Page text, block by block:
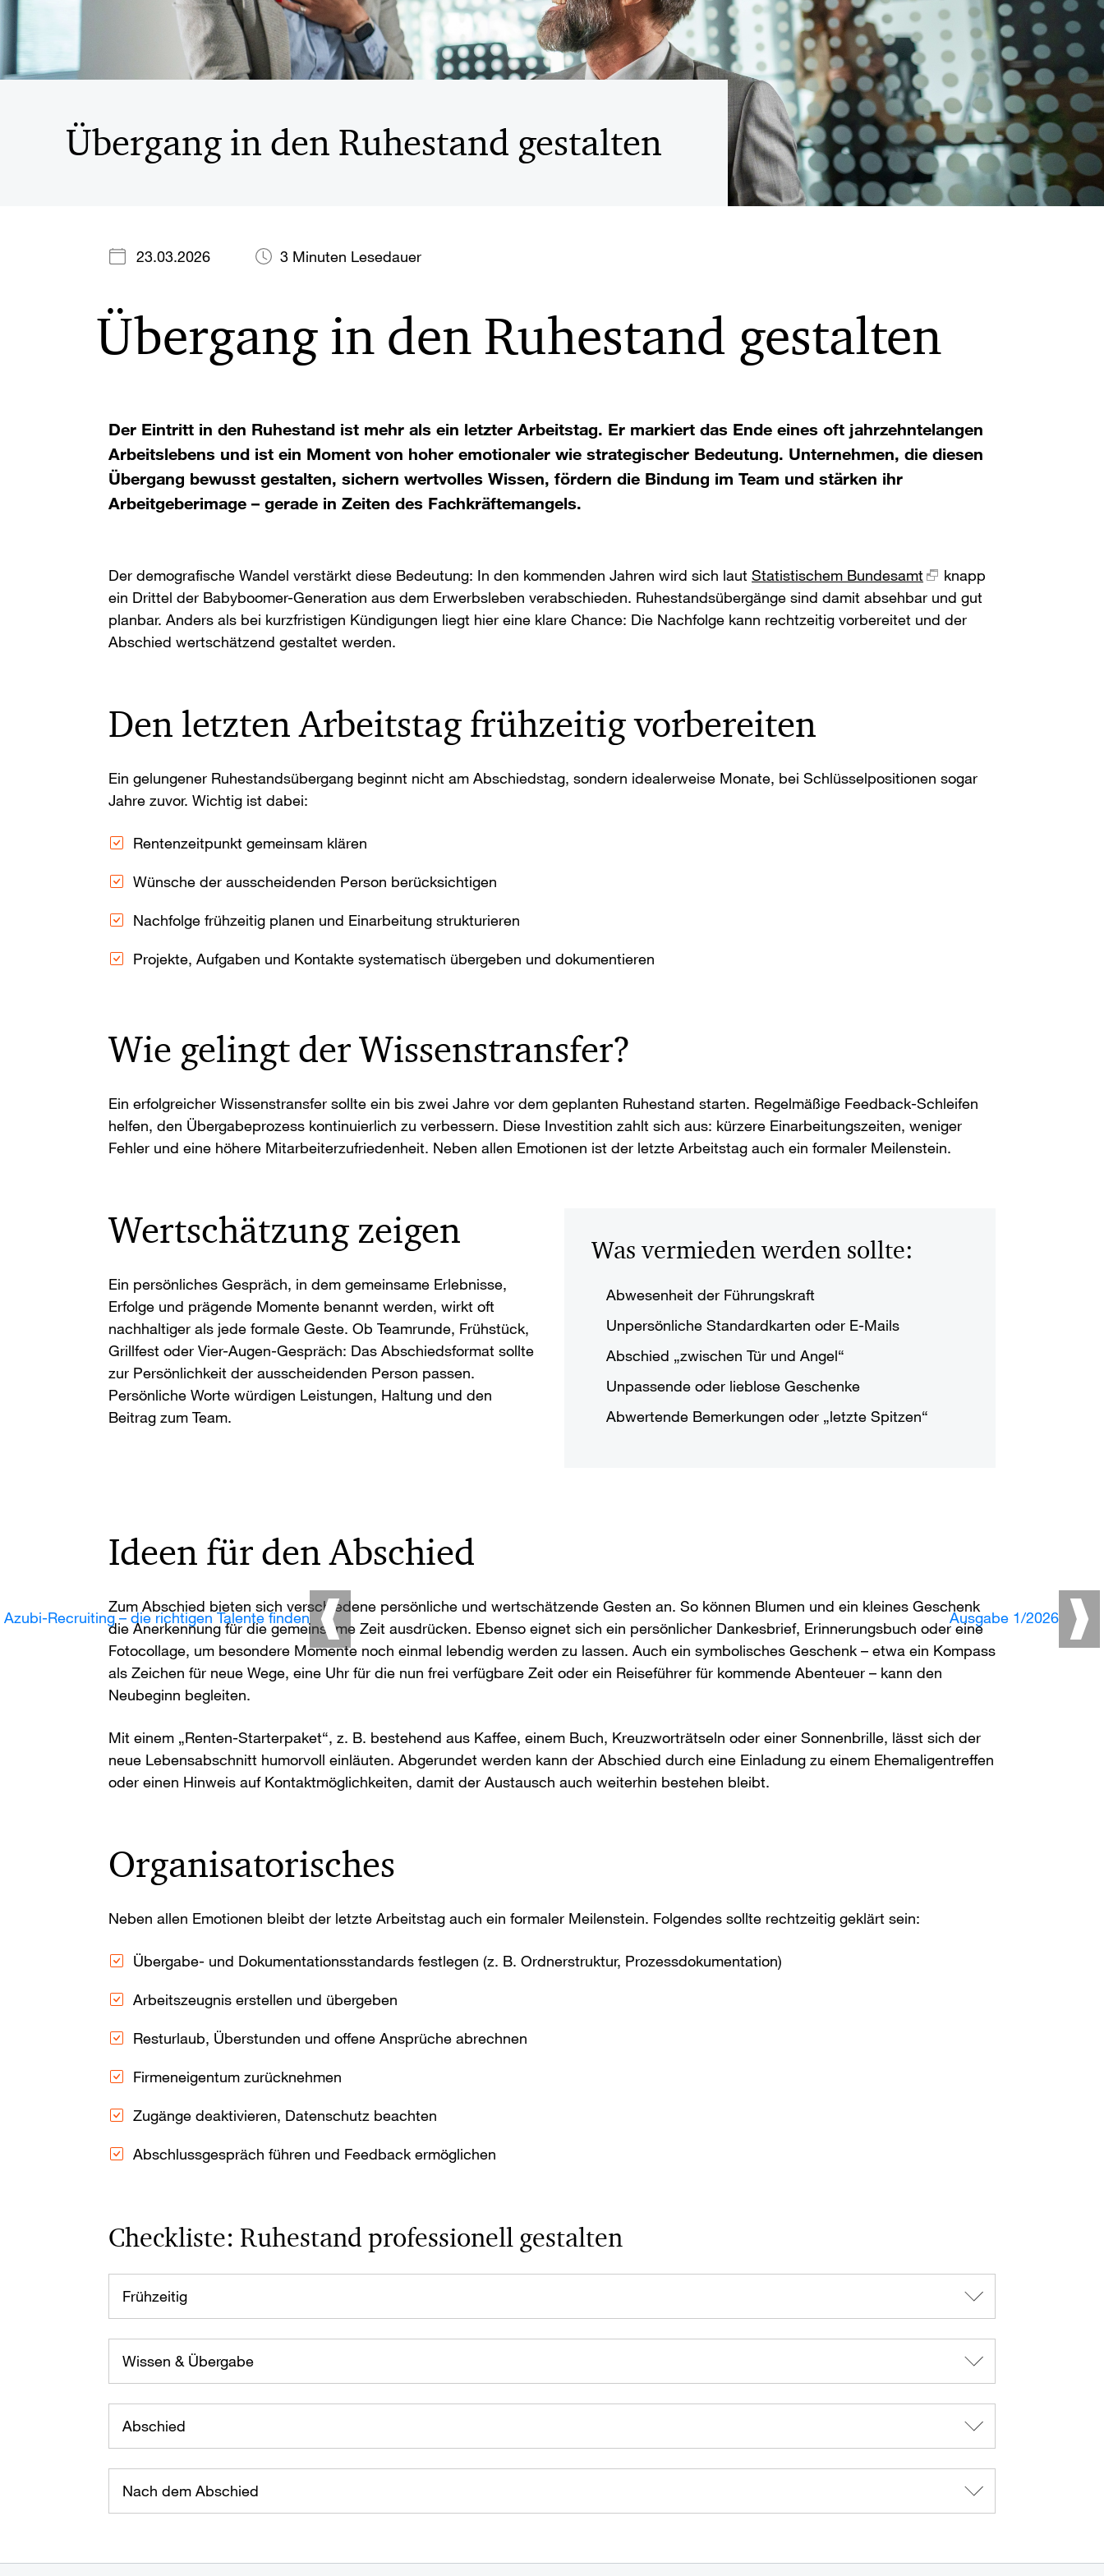
Übergang in den Ruhestand gestalten
23.03.2026 3 Minuten Lesedauer
Übergang in den Ruhestand gestalten
Der Eintritt in den Ruhestand ist mehr als ein letzter Arbeitstag. Er markiert das Ende eines oft jahrzehntelangen
Arbeitslebens und ist ein Moment von hoher emotionaler wie strategischer Bedeutung. Unternehmen, die diesen
Übergang bewusst gestalten, sichern wertvolles Wissen, fördern die Bindung im Team und stärken ihr
Arbeitgeberimage – gerade in Zeiten des Fachkräftemangels.
Der demografische Wandel verstärkt diese Bedeutung: In den kommenden Jahren wird sich laut Statistischem Bundesamt
knapp
ein Drittel der Babyboomer-Generation aus dem Erwerbsleben verabschieden. Ruhestandsübergänge sind damit absehbar und gut
planbar. Anders als bei kurzfristigen Kündigungen liegt hier eine klare Chance: Die Nachfolge kann rechtzeitig vorbereitet und der
Abschied wertschätzend gestaltet werden.
Den letzten Arbeitstag frühzeitig vorbereiten
Ein gelungener Ruhestandsübergang beginnt nicht am Abschiedstag, sondern idealerweise Monate, bei Schlüsselpositionen sogar
Jahre zuvor. Wichtig ist dabei:
Rentenzeitpunkt gemeinsam klären
Wünsche der ausscheidenden Person berücksichtigen
Nachfolge frühzeitig planen und Einarbeitung strukturieren
Projekte, Aufgaben und Kontakte systematisch übergeben und dokumentieren
Wie gelingt der Wissenstransfer?
Ein erfolgreicher Wissenstransfer sollte ein bis zwei Jahre vor dem geplanten Ruhestand starten. Regelmäßige Feedback-Schleifen
helfen, den Übergabeprozess kontinuierlich zu verbessern. Diese Investition zahlt sich aus: kürzere Einarbeitungszeiten, weniger
Fehler und eine höhere Mitarbeiterzufriedenheit. Neben allen Emotionen ist der letzte Arbeitstag auch ein formaler Meilenstein.
Wertschätzung zeigen
Ein persönliches Gespräch, in dem gemeinsame Erlebnisse,
Erfolge und prägende Momente benannt werden, wirkt oft
nachhaltiger als jede formale Geste. Ob Teamrunde, Frühstück,
Grillfest oder Vier-Augen-Gespräch: Das Abschiedsformat sollte
zur Persönlichkeit der ausscheidenden Person passen.
Persönliche Worte würdigen Leistungen, Haltung und den
Beitrag zum Team.
Was vermieden werden sollte:
Abwesenheit der Führungskraft
Unpersönliche Standardkarten oder E-Mails
Abschied „zwischen Tür und Angel“
Unpassende oder lieblose Geschenke
Abwertende Bemerkungen oder „letzte Spitzen“
Ideen für den Abschied
Zum Abschied bieten sich verschiedene persönliche und wertschätzende Gesten an. So können Blumen und ein kleines Geschenk
die Anerkennung für die gemeinsame Zeit ausdrücken. Ebenso eignet sich ein persönlicher Dankesbrief, Erinnerungsbuch oder eine
Fotocollage, um besondere Momente noch einmal lebendig werden zu lassen. Auch ein symbolisches Geschenk – etwa ein Kompass
als Zeichen für neue Wege, eine Uhr für die nun frei verfügbare Zeit oder ein Reiseführer für kommende Abenteuer – kann den
Neubeginn begleiten.
Mit einem „Renten-Starterpaket“, z. B. bestehend aus Kaffee, einem Buch, Kreuzworträtseln oder einer Sonnenbrille, lässt sich der
neue Lebensabschnitt humorvoll einläuten. Abgerundet werden kann der Abschied durch eine Einladung zu einem Ehemaligentreffen
oder einen Hinweis auf Kontaktmöglichkeiten, damit der Austausch auch weiterhin bestehen bleibt.
Organisatorisches
Neben allen Emotionen bleibt der letzte Arbeitstag auch ein formaler Meilenstein. Folgendes sollte rechtzeitig geklärt sein:
Übergabe- und Dokumentationsstandards festlegen (z. B. Ordnerstruktur, Prozessdokumentation)
Arbeitszeugnis erstellen und übergeben
Resturlaub, Überstunden und offene Ansprüche abrechnen
Firmeneigentum zurücknehmen
Zugänge deaktivieren, Datenschutz beachten
Abschlussgespräch führen und Feedback ermöglichen
Checkliste: Ruhestand professionell gestalten
Frühzeitig
Wissen & Übergabe
Abschied
Nach dem Abschied
Azubi-Recruiting – die richtigen Talente finden Ausgabe 1/2026